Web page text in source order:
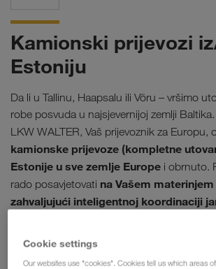
Kamionski prijevozi
Estoniju
Da li u Tallinu, Haapsalu ili Vöru – vršimo
robe posvuda u najsjevernijoj zemlji
LKW WALTER, Vaš prijevoznik za Europu,
kamionske prijevoze (kompletne
Estonije u sve zemlje Europe i obrnuto.
rado posavjetovati na Vašem
zahvaljujući inteligentnoj koordinaciji
Cookie settings
Our websites use "cookies". Cookies tell us which areas